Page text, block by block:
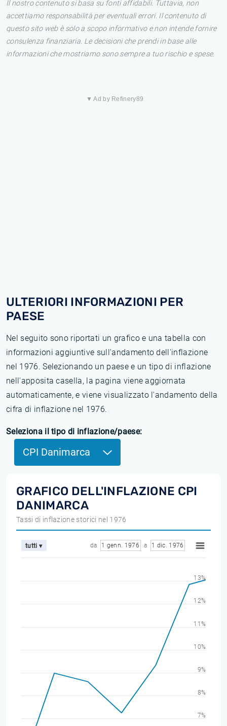
Il nostro contenuto si basa su fonti affidabili. Tuttavia, non
accettiamo responsabilità per eventuali errori. Il contenuto di
questo sito web è solo a scopo informativo e non intende fornire
consulenza finanziaria. Le decisioni che prendi in base alle
informazioni che mostriamo sono sempre a tuo rischio e spese.
▼ Ad by Refinery89
ULTERIORI INFORMAZIONI PER
PAESE
Nel seguito sono riportati un grafico e una tabella con
informazioni aggiuntive sull'andamento dell'inflazione
nel 1976. Selezionando un paese e un tipo di inflazione
nell'apposita casella, la pagina viene aggiornata
automaticamente, e viene visualizzato l'andamento della
cifra di inflazione nel 1976.
Seleziona il tipo di inflazione/paese:
CPI Danimarca
GRAFICO DELL'INFLAZIONE CPI
DANIMARCA
Tassi di inflazione storici nel 1976
tutti ▾ da 1 genn. 1976 a 1 dic. 1976
7%
8%
9%
10%
11%
12%
13%